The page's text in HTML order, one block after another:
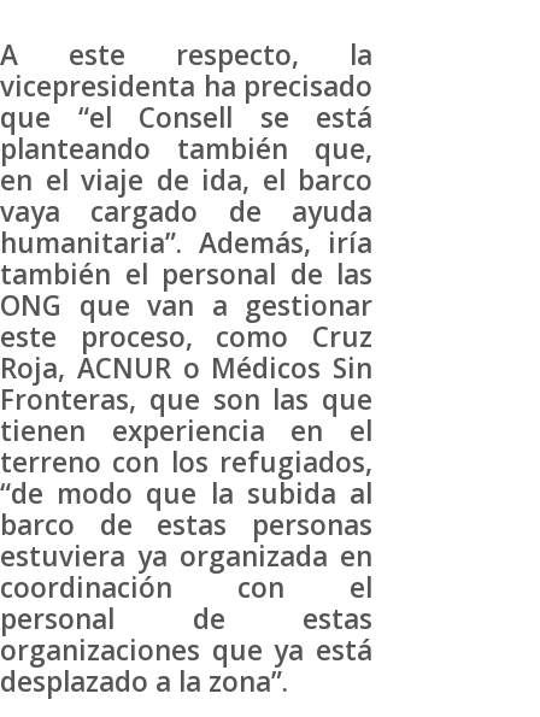
A este respecto, la
vicepresidenta ha precisado
que “el Consell se está
planteando también que,
en el viaje de ida, el barco
vaya cargado de ayuda
humanitaria”. Además, iría
también el personal de las
ONG que van a gestionar
este proceso, como Cruz
Roja, ACNUR o Médicos Sin
Fronteras, que son las que
tienen experiencia en el
terreno con los refugiados,
“de modo que la subida al
barco de estas personas
estuviera ya organizada en
coordinación con el
personal de estas
organizaciones que ya está
desplazado a la zona”.